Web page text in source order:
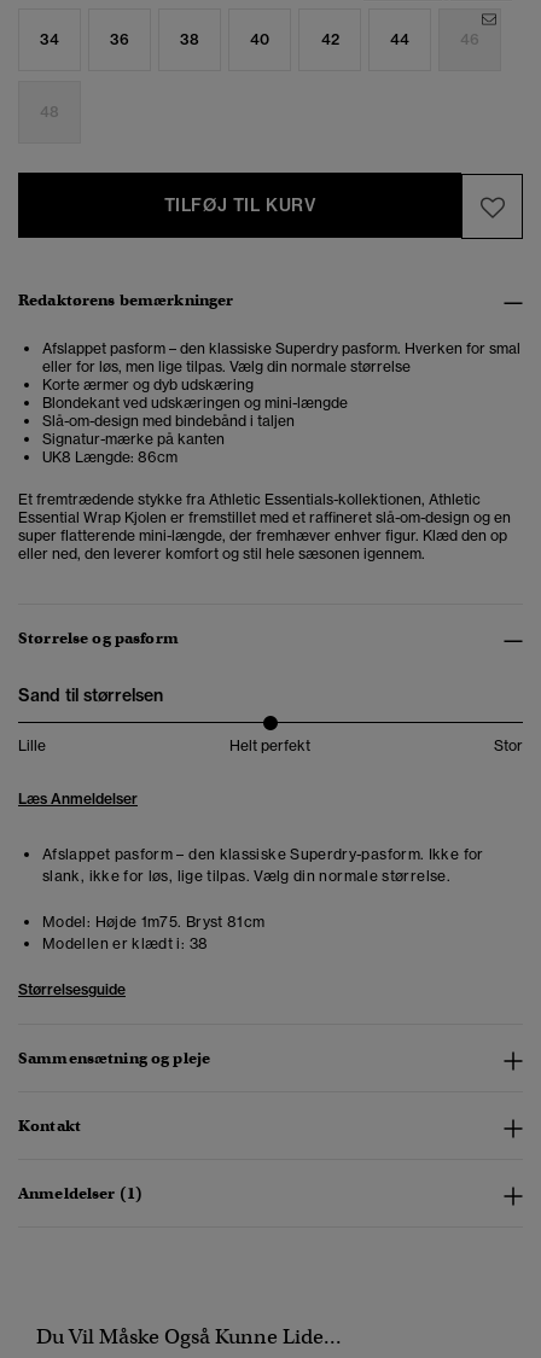
34 36 38 40 42 44 46
48
TILFØJ TIL KURV
Redaktørens bemærkninger
Afslappet pasform – den klassiske Superdry pasform. Hverken for smal
eller for løs, men lige tilpas. Vælg din normale størrelse
Korte ærmer og dyb udskæring
Blondekant ved udskæringen og mini-længde
Slå-om-design med bindebånd i taljen
Signatur-mærke på kanten
UK8 Længde: 86cm
Et fremtrædende stykke fra Athletic Essentials-kollektionen, Athletic
Essential Wrap Kjolen er fremstillet med et raffineret slå-om-design og en
super flatterende mini-længde, der fremhæver enhver figur. Klæd den op
eller ned, den leverer komfort og stil hele sæsonen igennem.
Størrelse og pasform
Sand til størrelsen
Lille Helt perfekt Stor
Læs Anmeldelser
Afslappet pasform – den klassiske Superdry-pasform. Ikke for
slank, ikke for løs, lige tilpas. Vælg din normale størrelse.
Model: Højde 1m75. Bryst 81cm
Modellen er klædt i: 38
Størrelsesguide
Sammensætning og pleje
Kontakt
Anmeldelser (1)
Du Vil Måske Også Kunne Lide...